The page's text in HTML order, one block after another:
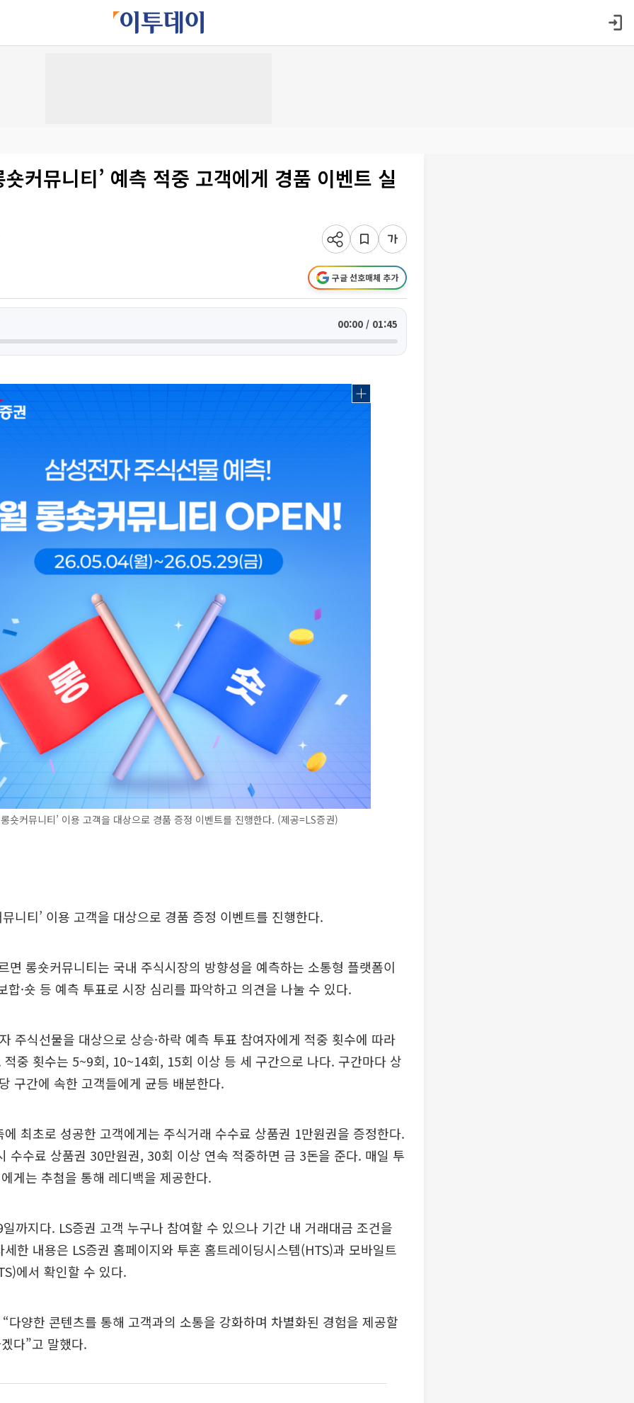
숏커뮤니티’ 예측 적중 고객에게 경품 이벤트 실
구글 선호매체 추가
00:00 / 01:45
숏커뮤니티’ 이용 고객을 대상으로 경품 증정 이벤트를 진행한다. (제공=LS증권)
뮤니티’ 이용 고객을 대상으로 경품 증정 이벤트를 진행한다.
면 롱숏커뮤니티는 국내 주식시장의 방향성을 예측하는 소통형 플랫폼이
합·숏 등 예측 투표로 시장 심리를 파악하고 의견을 나눌 수 있다.
주식선물을 대상으로 상승·하락 예측 투표 참여자에게 적중 횟수에 따라
적중 횟수는 5~9회, 10~14회, 15회 이상 등 세 구간으로 나다. 구간마다 상
구간에 속한 고객들에게 균등 배분한다.
에 최초로 성공한 고객에게는 주식거래 수수료 상품권 1만원권을 증정한다.
수수료 상품권 30만원권, 30회 이상 연속 적중하면 금 3돈을 준다. 매일 투
게는 추첨을 통해 레디백을 제공한다.
까지다. LS증권 고객 누구나 참여할 수 있으나 기간 내 거래대금 조건을
한 내용은 LS증권 홈페이지와 투혼 홈트레이딩시스템(HTS)과 모바일트
에서 확인할 수 있다.
다양한 콘텐츠를 통해 고객과의 소통을 강화하며 차별화된 경험을 제공할
다”고 말했다.